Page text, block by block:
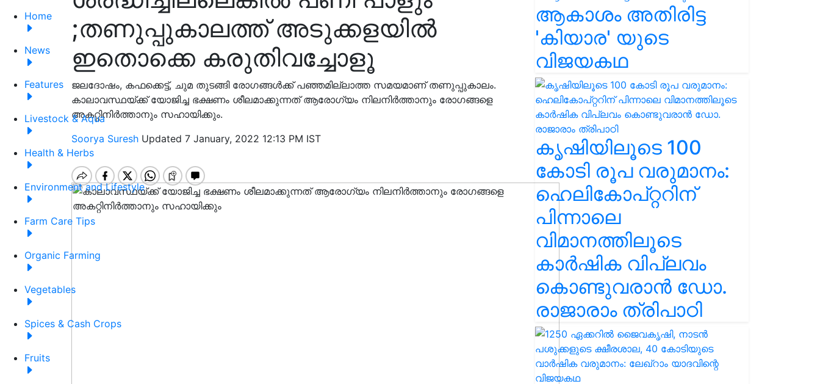
Home
News
Features
Livestock & Aqua
Health & Herbs
Environment and Lifestyle
Farm Care Tips
Organic Farming
Vegetables
Spices & Cash Crops
Fruits
;തണുപ്പുകാലത്ത് അടുക്കളയില്‍
ഇതൊക്കെ കരുതിവച്ചോളൂ
ജലദോഷം, കഫക്കെട്ട്, ചുമ തുടങ്ങി രോഗങ്ങള്‍ക്ക് പഞ്ഞമില്ലാത്ത സമയമാണ് തണുപ്പുകാലം.
കാലാവസ്ഥയ്ക്ക് യോജിച്ച ഭക്ഷണം ശീലമാക്കുന്നത് ആരോഗ്യം നിലനിര്‍ത്താനും രോഗങ്ങളെ
അകറ്റിനിര്‍ത്താനും സഹായിക്കും.
Soorya Suresh Updated 7 January, 2022 12:13 PM IST
ആകാശം അതിരിട്ട
'കിയാര' യുടെ
വിജയകഥ
കൃഷിയിലൂടെ 100
കോടി രൂപ വരുമാനം:
ഹെലികോപ്റ്ററിന്
പിന്നാലെ
വിമാനത്തിലൂടെ
കാർഷിക വിപ്ലവം
കൊണ്ടുവരാൻ ഡോ.
രാജാരാം ത്രിപാഠി